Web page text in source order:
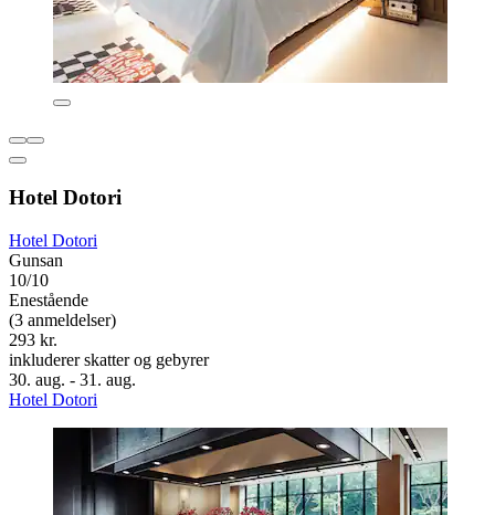
Hotel Dotori
Hotel Dotori
Gunsan
10/10
Enestående
(3 anmeldelser)
293 kr.
inkluderer skatter og gebyrer
30. aug. - 31. aug.
Hotel Dotori